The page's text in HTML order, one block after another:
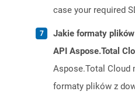
case your required
Jakie formaty
API Aspose.Total
Aspose.Total Cloud
formaty plików z